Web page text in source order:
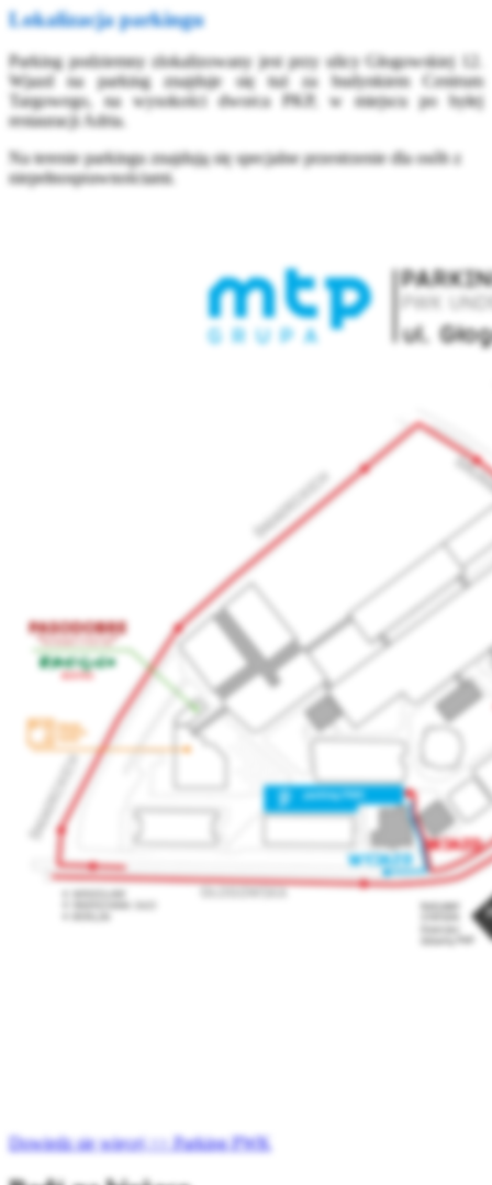
Lokalizacja parkingu
Parking podziemny zlokalizowany jest przy ulicy Głogowskiej 12.
Wjazd na parking znajduje się tuż za budynkiem Centrum
Targowego, na wysokości dworca PKP, w miejscu po byłej
restauracji Adria.
Na terenie parkingu znajdują się specjalne przestrzenie dla osób z
niepełnosprawnościami.
Dowiedz się więcej >> Parking PWK